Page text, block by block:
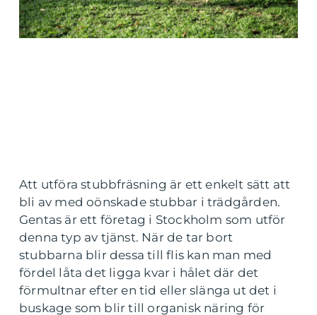
Att utföra stubbfräsning är ett enkelt sätt att
bli av med oönskade stubbar i trädgården.
Gentas är ett företag i Stockholm som utför
denna typ av tjänst. När de tar bort
stubbarna blir dessa till flis kan man med
fördel låta det ligga kvar i hålet där det
förmultnar efter en tid eller slänga ut det i
buskage som blir till organisk näring för